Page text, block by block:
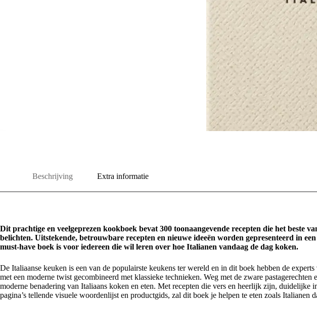
Beschrijving Extra informatie
Dit prachtige en veelgeprezen kookboek bevat 300 toonaangevende recepten die het beste
belichten. Uitstekende, betrouwbare recepten en nieuwe ideeën worden gepresenteerd in
must-have boek is voor iedereen die wil leren over hoe Italianen vandaag de dag koken.
De Italiaanse keuken is een van de populairste keukens ter wereld en in dit boek hebben de
met een moderne twist gecombineerd met klassieke technieken. Weg met de zware
moderne benadering van Italiaans koken en eten. Met recepten die vers en heerlijk zijn, duidelijke
pagina’s tellende visuele woordenlijst en productgids, zal dit boek je helpen te eten zoals Italianen